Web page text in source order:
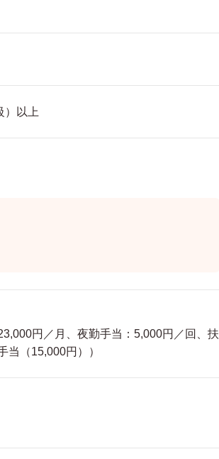
）以上
円／月、夜勤手当：5,000円／回、扶
当（15,000円））